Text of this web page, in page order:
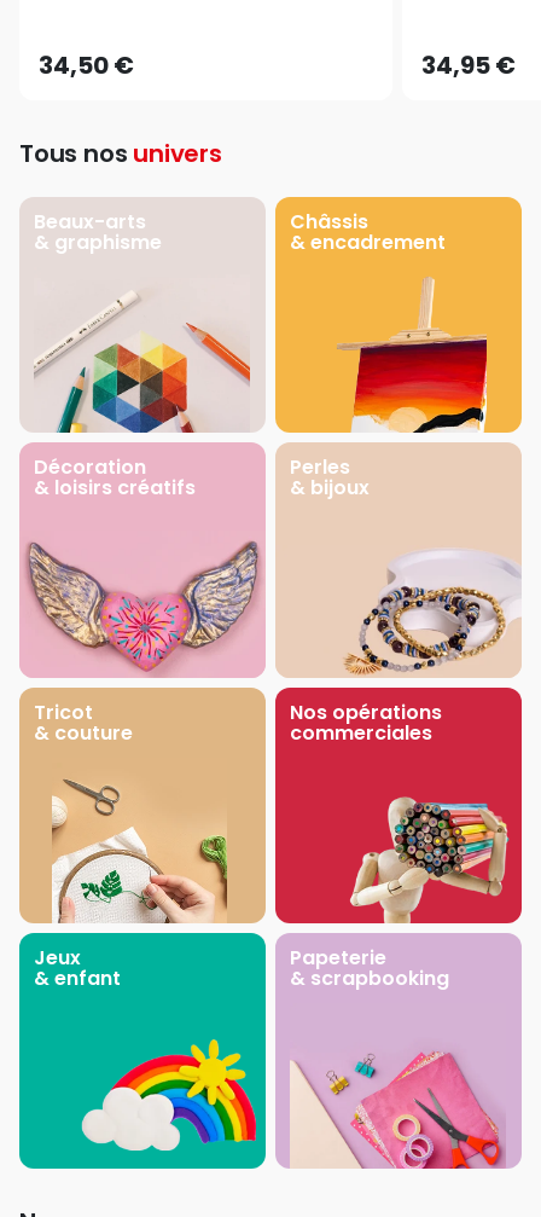
34,50 € 34,95 €
Tous nos univers
Beaux-arts
& graphisme
Châssis
& encadrement
Décoration
& loisirs créatifs
Perles
& bijoux
Tricot
& couture
Nos opérations
commerciales
Jeux
& enfant
Papeterie
& scrapbooking